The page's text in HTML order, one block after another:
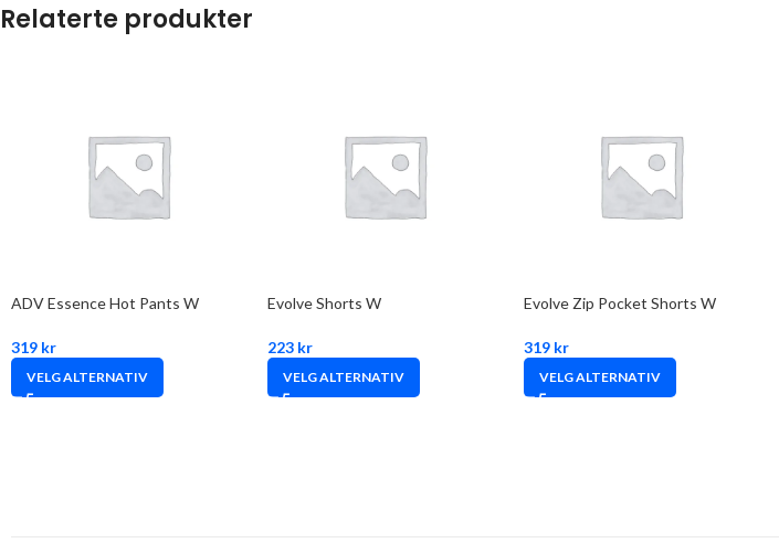
Relaterte produkter
ADV Essence Hot Pants W
319 kr
VELG ALTERNATIV
Evolve Shorts W
223 kr
VELG ALTERNATIV
Evolve Zip Pocket Shorts W
319 kr
VELG ALTERNATIV